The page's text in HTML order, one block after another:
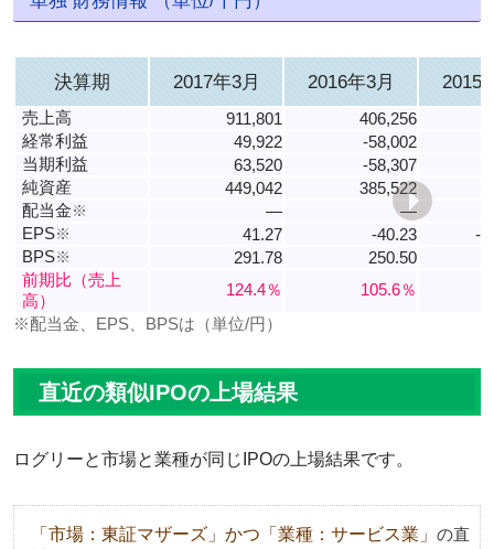
決算期 2017年3月 2016年3月 2015
売上高 911,801
406,256
経常利益
49,922
-58,002
当期利益
63,520
-58,307
純資産
449,042
385,522
配当金※ ―
―
EPS※ 41.27 -40.23
-
BPS※ 291.78 250.50
前期比（売上
高）
124.4％
105.6％
※配当金、EPS、BPSは（単位/円）
直近の類似IPOの上場結果
ログリーと市場と業種が同じIPOの上場結果です。
「市場：東証マザーズ」かつ「業種：サービス業」 の直